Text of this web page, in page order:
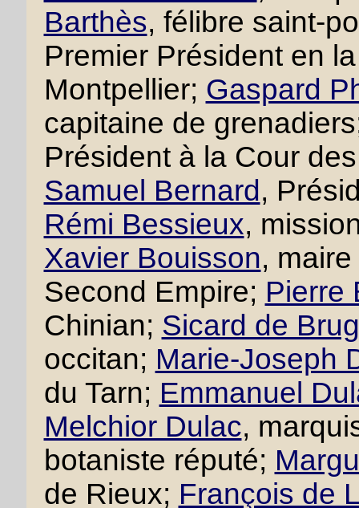
Barthès, félibre saint-
Premier Président en
Montpellier; Gaspard
capitaine de
Président à la Cour
Samuel Bernard ,
Rémi Bessieux,
Xavier Bouisson,
Second Empire; Pierre
Chinian; Sicard de
occitan; Marie-Joseph
du Tarn; Emmanuel
Melchior Dulac,
botaniste réputé;
de Rieux; François de